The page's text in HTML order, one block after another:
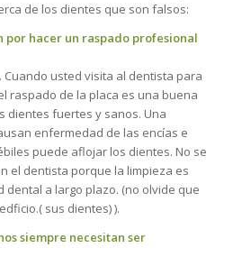
de los dientes que son falsos:
por hacer un raspado profesional
Cuando usted visita al dentista para
raspado de la placa es una buena
dientes fuertes y sanos. Una
enfermedad de las encías e
puede aflojar los dientes. No se
el dentista porque la limpieza es
dental a largo plazo. (no olvide que
sus dientes) ).
siempre necesitan ser